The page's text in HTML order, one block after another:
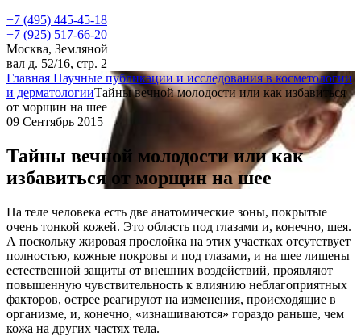
+7 (495) 445-45-18
+7 (925) 517-66-20
Москва, Земляной
вал д. 52/16, стр. 2
Главная Научные публикации и исследования в косметологии
и дерматологииТайны вечной молодости или как избавиться
от морщин на шее
09 Сентябрь 2015
Тайны вечной молодости или как
избавиться от морщин на шее
На теле человека есть две анатомические зоны, покрытые
очень тонкой кожей. Это область под глазами и, конечно, шея.
А поскольку жировая прослойка на этих участках отсутствует
полностью, кожные покровы и под глазами, и на шее лишены
естественной защиты от внешних воздействий, проявляют
повышенную чувствительность к влиянию неблагоприятных
факторов, острее реагируют на изменения, происходящие в
организме, и, конечно, «изнашиваются» гораздо раньше, чем
кожа на других частях тела.